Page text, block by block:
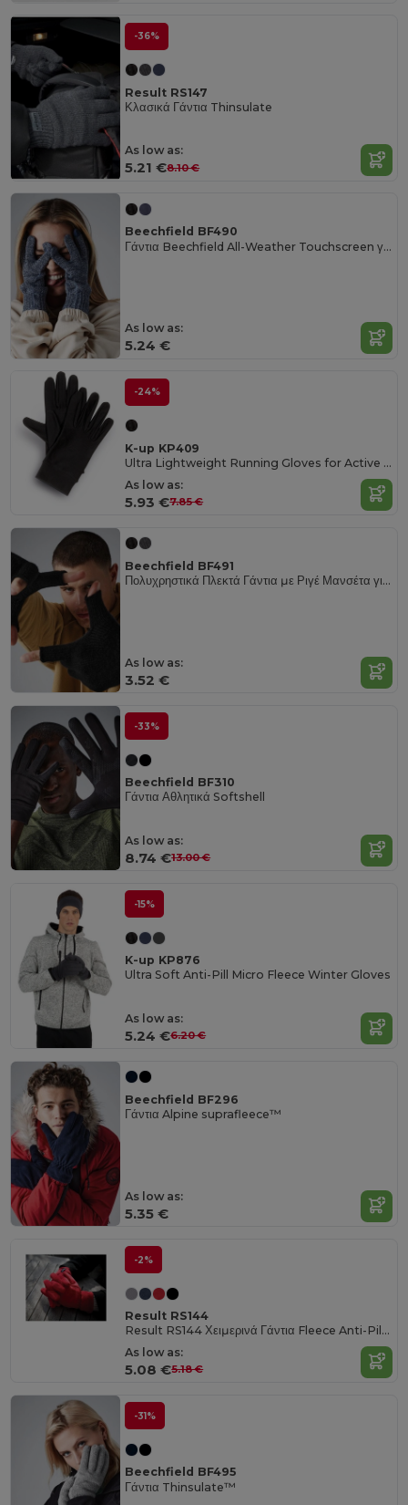
-36%
Result RS147
Κλασικά Γάντια Thinsulate
As low as:
5.21 €8.10 €
Beechfield BF490
Γάντια Beechfield All-Weather Touchscreen για Όλες τις Ηλικίες
As low as:
5.24 €
-24%
K-up KP409
Ultra Lightweight Running Gloves for Active Comfort
As low as:
5.93 €7.85 €
Beechfield BF491
Πολυχρηστικά Πλεκτά Γάντια με Ριγέ Μανσέτα για τον Χειμώνα
As low as:
3.52 €
-33%
Beechfield BF310
Γάντια Αθλητικά Softshell
As low as:
8.74 €13.00 €
-15%
K-up KP876
Ultra Soft Anti-Pill Micro Fleece Winter Gloves
As low as:
5.24 €6.20 €
Beechfield BF296
Γάντια Alpine suprafleece™
As low as:
5.35 €
-2%
Result RS144
Result RS144 Χειμερινά Γάντια Fleece Anti-Pilling
As low as:
5.08 €5.18 €
-31%
Beechfield BF495
Γάντια Thinsulate™